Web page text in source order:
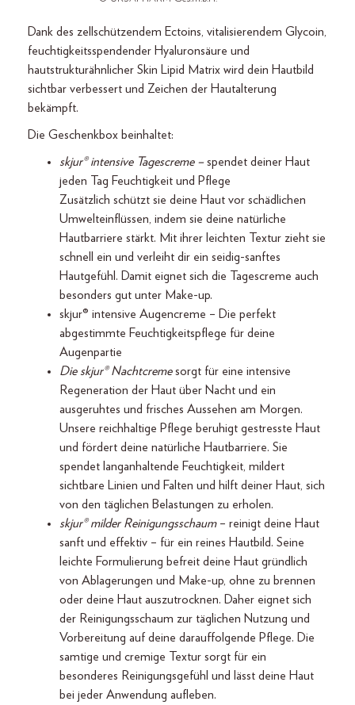
Dank des zellschützendem Ectoins, vitalisierendem Glycoin,
feuchtigkeitsspendender Hyaluronsäure und
hautstrukturähnlicher Skin Lipid Matrix wird dein Hautbild
sichtbar verbessert und Zeichen der Hautalterung
bekämpft.
Die Geschenkbox beinhaltet:
skjur® intensive Tagescreme – spendet deiner Haut
jeden Tag Feuchtigkeit und Pflege
Zusätzlich schützt sie deine Haut vor schädlichen
Umwelteinflüssen, indem sie deine natürliche
Hautbarriere stärkt. Mit ihrer leichten Textur zieht sie
schnell ein und verleiht dir ein seidig-sanftes
Hautgefühl. Damit eignet sich die Tagescreme auch
besonders gut unter Make-up.
skjur® intensive Augencreme – Die perfekt
abgestimmte Feuchtigkeitspflege für deine
Augenpartie
Die skjur® Nachtcremesorgt für eine intensive
Regeneration der Haut über Nacht und ein
ausgeruhtes und frisches Aussehen am Morgen.
Unsere reichhaltige Pflege beruhigt gestresste Haut
und fördert deine natürliche Hautbarriere. Sie
spendet langanhaltende Feuchtigkeit, mildert
sichtbare Linien und Falten und hilft deiner Haut, sich
von den täglichen Belastungen zu erholen.
skjur® milder Reinigungsschaum– reinigt deine Haut
sanft und effektiv – für ein reines Hautbild. Seine
leichte Formulierung befreit deine Haut gründlich
von Ablagerungen und Make-up, ohne zu brennen
oder deine Haut auszutrocknen. Daher eignet sich
der Reinigungsschaum zur täglichen Nutzung und
Vorbereitung auf deine darauffolgende Pflege. Die
samtige und cremige Textur sorgt für ein
besonderes Reinigungsgefühl und lässt deine Haut
bei jeder Anwendung aufleben.